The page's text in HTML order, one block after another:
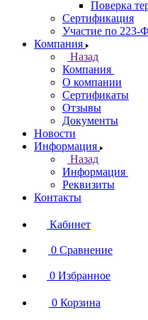
Поверка
Сертификация
Участие по
Компания
Назад
Компания
О компании
Сертификаты
Отзывы
Документы
Новости
Информация
Назад
Информация
Реквизиты
Контакты
Кабинет
0 Сравнение
0 Избранное
0 Корзина